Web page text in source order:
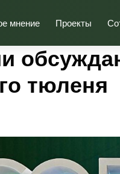
мнение Проекты
тюленя